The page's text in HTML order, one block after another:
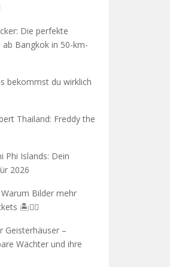
Die perfekte
Bangkok in 50-km-
bekommst du wirklich
Thailand: Freddy the
Phi Islands: Dein
2026
Bilder mehr
🏝️🧗‍♂️
Geisterhäuser –
Wächter und ihre